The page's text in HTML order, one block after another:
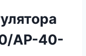
АР-40-